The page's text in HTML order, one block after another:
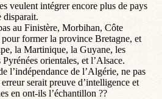
veulent intégrer encore plus de pays
disparait.
au Finistère, Morbihan, Côte
former la province Bretagne, et
la Martinique, la Guyane, les
orientales, et l’Alsace.
l’indépendance de l’Algérie, ne pas
serait preuve d’intelligence et
en ont-ils l’échantillon ??